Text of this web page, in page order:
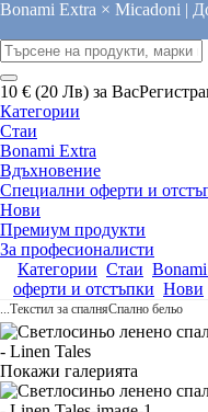
Bonami Extra × Micadoni |
10 € (20 Лв) за Вас
Категории
Стаи
Bonami Extra
Вдъхновение
Специални оферти и
Нови
Премиум продукти
За професионалисти
Категории Стаи
оферти и отстъпки Нови
...Текстил за спалняСпално бельо
Покажи галерията